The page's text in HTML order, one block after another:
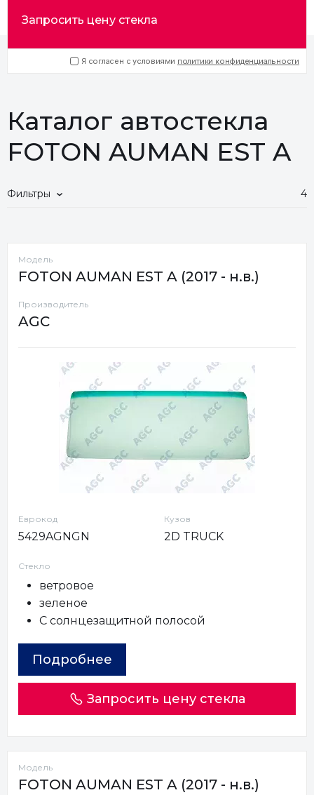
Запросить цену стекла
Я согласен с условиями политики конфиденциальности
Каталог автостекла
FOTON AUMAN EST A
Фильтры 4
Модель
FOTON AUMAN EST A (2017 - н.в.)
Производитель
AGC
Еврокод
5429AGNGN
Кузов
2D TRUCK
Стекло
ветровое
зеленое
С солнцезащитной полосой
Подробнее
Запросить цену стекла
Модель
FOTON AUMAN EST A (2017 - н.в.)